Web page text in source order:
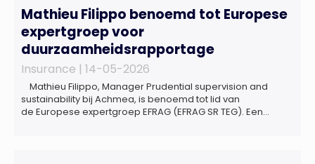
Mathieu Filippo benoemd tot Europese
expertgroep voor
duurzaamheidsrapportage
Insurance | 14-05-2026
Mathieu Filippo, Manager Prudential supervision and
sustainability bij Achmea, is benoemd tot lid van
de Europese expertgroep EFRAG (EFRAG SR TEG). Een